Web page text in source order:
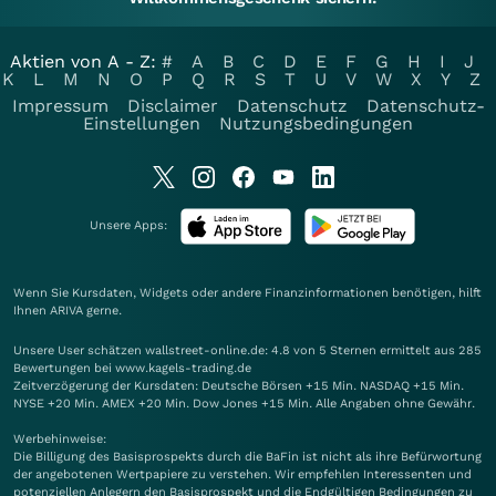
Aktien von A - Z: # A B C D E F G H I
J
K
L M N O P Q R S T U V W X Y
Z
Impressum
Disclaimer Datenschutz
Datenschutz-
Einstellungen
Nutzungsbedingungen
Unsere Apps:
Wenn Sie Kursdaten, Widgets oder andere Finanzinformationen benötigen, hilft
Ihnen ARIVA gerne.
Unsere User schätzen wallstreet-online.de: 4.8 von 5 Sternen ermittelt aus 285
Bewertungen bei www.kagels-trading.de
Zeitverzögerung der Kursdaten: Deutsche Börsen +15 Min. NASDAQ +15 Min.
NYSE +20 Min. AMEX +20 Min. Dow Jones +15 Min. Alle Angaben ohne Gewähr.
Werbehinweise:
Die Billigung des Basisprospekts durch die BaFin ist nicht als ihre Befürwortung
der angebotenen Wertpapiere zu verstehen. Wir empfehlen Interessenten und
potenziellen Anlegern den Basisprospekt und die Endgültigen Bedingungen zu